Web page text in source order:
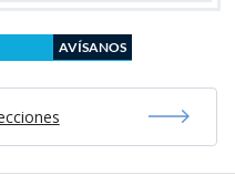
AVÍSANOS